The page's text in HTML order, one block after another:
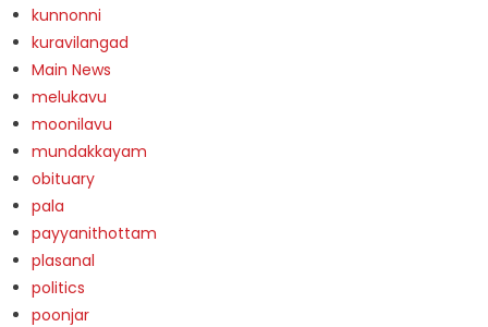
kunnonni
kuravilangad
Main News
melukavu
moonilavu
mundakkayam
obituary
pala
payyanithottam
plasanal
politics
poonjar